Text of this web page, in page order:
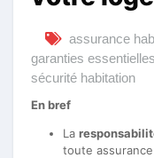
assurance
garanties essentielles
sécurité habitation
En bref
La
toute